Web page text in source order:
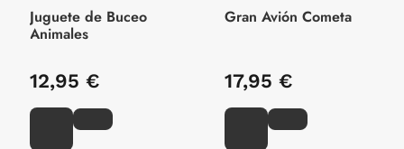
Juguete de Buceo
Animales
12,95 €
Gran Avión Cometa
17,95 €